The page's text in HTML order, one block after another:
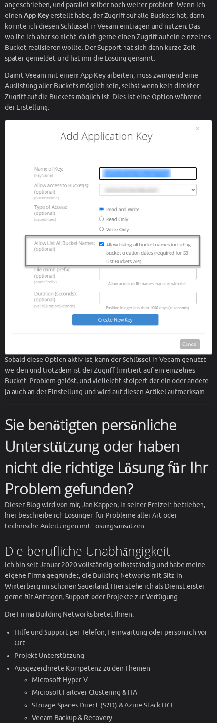
angeschrieben, und parallel selber noch weiter probiert. Wenn ich
einen App Keyerstellt habe, der Zugriff auf alle Buckets hat, dann
konnte ich diesen Schlüssel in Veeam eintragen und nutzen. Das
wollte ich aber so nicht, da ich gerne einen Zugriff auf ein einzelnes
Bucket realisieren wollte. Der Support hat sich dann kurze Zeit
später gemeldet und hat mir die Lösung genannt:
Damit Veeam mit einem App Key arbeiten, muss zwingend eine
Auslistung aller Buckets möglich sein, selbst wenn kein direkter
Zugriff auf die Buckets möglich ist. Dies ist eine Option während
der Erstellung:
Sobald diese Option aktiv ist, kann der Schlüssel in Veeam genutzt
werden und trotzdem ist der Zugriff limitiert auf ein einzelnes
Bucket. Problem gelöst, und vielleicht stolpert der ein oder andere
ja auch an der Einstellung und wird auf diesen Artikel aufmerksam.
Sie benötigten persönliche
Unterstützung oder haben
nicht die richtige Lösung für Ihr
Problem gefunden?
Dieser Blog wird von mir, Jan Kappen, in seiner Freizeit betrieben,
hier beschreibe ich Lösungen für Probleme aller Art oder
technische Anleitungen mit Lösungsansätzen.
Die berufliche Unabhängigkeit
Ich bin seit Januar 2020 vollständig selbstständig und habe meine
eigene Firma gegründet, die Building Networks mit Sitz in
Winterberg im schönen Sauerland. Hier stehe ich als Dienstleister
gerne für Anfragen, Support oder Projekte zur Verfügung.
Die Firma Building Networks bietet Ihnen:
Hilfe und Support per Telefon, Fernwartung oder persönlich vor
Ort
Projekt-Unterstützung
Ausgezeichnete Kompetenz zu den Themen
Microsoft Hyper-V
Microsoft Failover Clustering & HA
Storage Spaces Direct (S2D) & Azure Stack HCI
Veeam Backup & Recovery